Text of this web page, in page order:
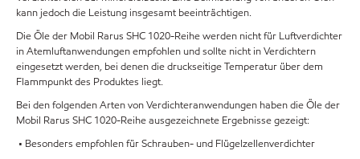
kann jedoch die Leistung insgesamt beeinträchtigen.
Die Öle der Mobil Rarus SHC 1020-Reihe werden nicht für Luftverdichter
in Atemluftanwendungen empfohlen und sollte nicht in Verdichtern
eingesetzt werden, bei denen die druckseitige Temperatur über dem
Flammpunkt des Produktes liegt.
Bei den folgenden Arten von Verdichteranwendungen haben die Öle der
Mobil Rarus SHC 1020-Reihe ausgezeichnete Ergebnisse gezeigt:
• Besonders empfohlen für Schrauben- und Flügelzellenverdichter